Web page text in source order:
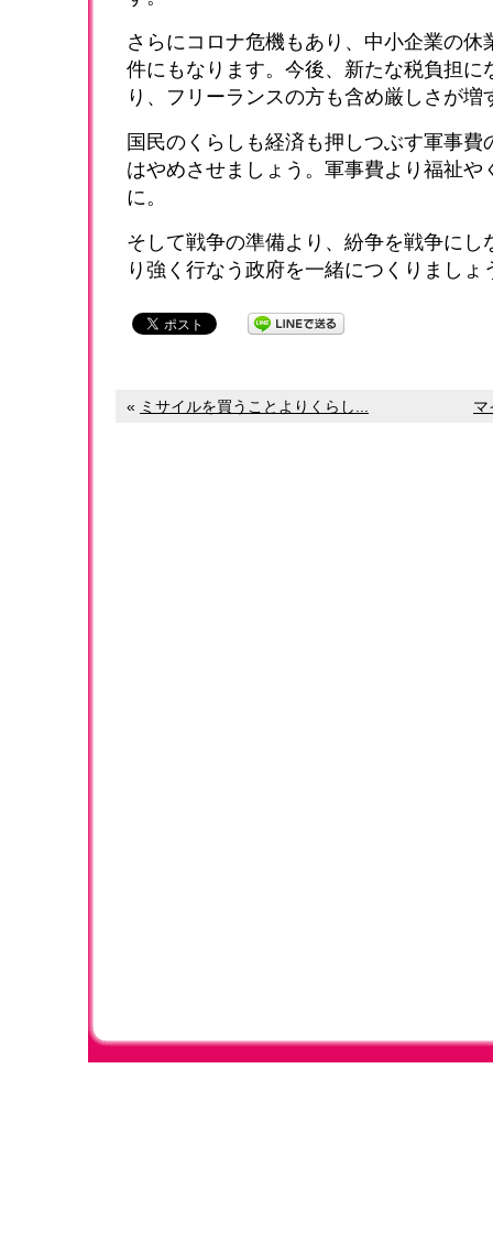
さらにコロナ危機もあり、中小企業の休
件にもなります。今後、新たな税負担に
り、フリーランスの方も含め厳しさが
国民のくらしも経済も押しつぶす軍事
はやめさせましょう。軍事費より福祉や
に。
そして戦争の準備より、紛争を戦争にし
り強く行なう政府を一緒につくりましょ
« ミサイルを買うことよりくらし...